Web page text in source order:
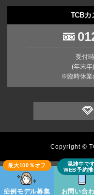
TCBカ
受付
(年末
※臨時休業
症例モデル募集 お問い合
Copyright ©